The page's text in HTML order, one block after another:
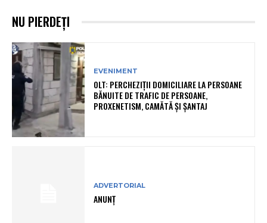
NU PIERDEȚI
EVENIMENT
OLT: PERCHEZIŢII DOMICILIARE LA PERSOANE
BĂNUITE DE TRAFIC DE PERSOANE,
PROXENETISM, CAMĂTĂ ŞI ŞANTAJ
ADVERTORIAL
ANUNȚ